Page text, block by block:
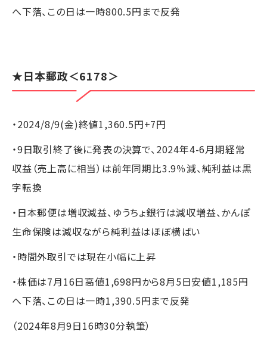
へ下落、この日は一時800.5円まで反発
★日本郵政＜6178＞
・2024/8/9(金)終値1,360.5円+7円
・9日取引終了後に発表の決算で、2024年4-6月期経常
収益（売上高に相当）は前年同期比3.9％減、純利益は黒
字転換
・日本郵便は増収減益、ゆうちょ銀行は減収増益、かんぽ
生命保険は減収ながら純利益はほぼ横ばい
・時間外取引では現在小幅に上昇
・株価は7月16日高値1,698円から8月5日安値1,185円
へ下落、この日は一時1,390.5円まで反発
（2024年8月9日16時30分執筆）